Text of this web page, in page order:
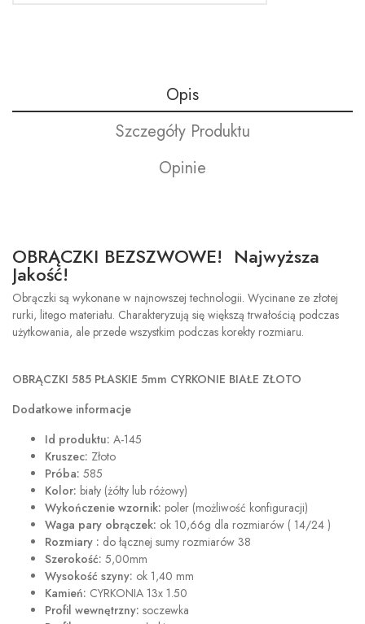
Opis
Szczegóły Produktu
Opinie
OBRĄCZKI BEZSZWOWE! Najwyższa
Jakość!
Obrączki są wykonane w najnowszej technologii. Wycinane ze złotej
rurki, litego materiału. Charakteryzują się większą trwałością podczas
użytkowania, ale przede wszystkim podczas korekty rozmiaru.
OBRĄCZKI 585 PŁASKIE 5mm CYRKONIE BIAŁE ZŁOTO
Dodatkowe informacje
Id produktu: A-145
Kruszec: Złoto
Próba: 585
Kolor: biały (żółty lub różowy)
Wykończenie wzornik: poler (możliwość konfiguracji)
Waga pary obrączek: ok 10,66g dla rozmiarów ( 14/24 )
Rozmiary : do łącznej sumy rozmiarów 38
Szerokość: 5,00mm
Wysokość szyny: ok 1,40 mm
Kamień: CYRKONIA 13x 1.50
Profil wewnętrzny: soczewka